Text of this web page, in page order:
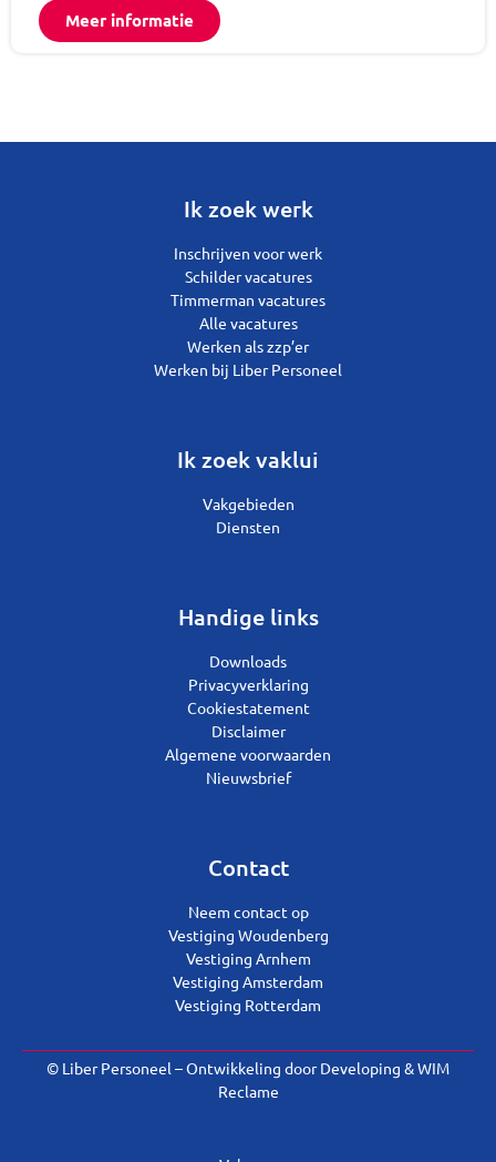
Meer informatie
Ik zoek werk
Inschrijven voor werk
Schilder vacatures
Timmerman vacatures
Alle vacatures
Werken als zzp’er
Werken bij Liber Personeel
Ik zoek vaklui
Vakgebieden
Diensten
Handige links
Downloads
Privacyverklaring
Cookiestatement
Disclaimer
Algemene voorwaarden
Nieuwsbrief
Contact
Neem contact op
Vestiging Woudenberg
Vestiging Arnhem
Vestiging Amsterdam
Vestiging Rotterdam
© Liber Personeel – Ontwikkeling doorDeveloping &WIM
Reclame